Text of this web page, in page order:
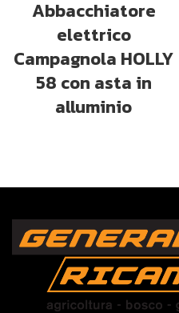
Abbacchiatore
elettrico
Campagnola HOLLY
58 con asta in
alluminio